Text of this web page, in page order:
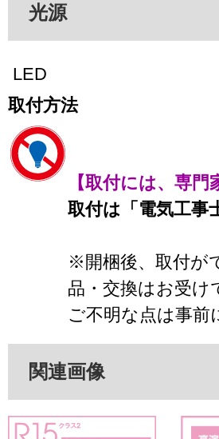
光源
LED
取付方法
【取付には、専
取付は「電気工事
※開梱後、取付が
品・交換はお受け
ご不明な点は事
関連画像